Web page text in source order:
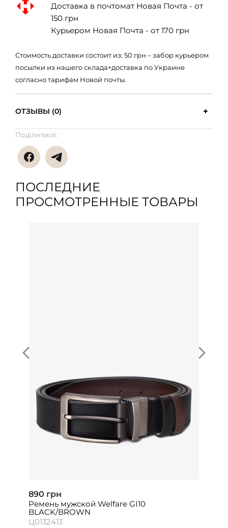
Доставка в почтомат Новая Почта - от
150 грн
Курьером Новая Почта - от 170 грн
Стоимость доставки состоит из: 50 грн – забор курьером
посылки из нашего склада+доставка по Украине
согласно тарифам Новой почты.
ОТЗЫВЫ (0)
Поділитися:
ПОСЛЕДНИЕ
ПРОСМОТРЕННЫЕ ТОВАРЫ
890 грн
Ремень мужской Welfare GI10
BLACK/BROWN
Ц0132413